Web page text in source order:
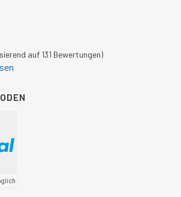
auf 131 Bewertungen)